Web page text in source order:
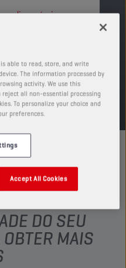
disponíveis
MSDS
DO SEU
MAIS
able to read, store, and write
The information processed by
activity. We use this
reject all non-essential processing
To personalize your choice and
preferences.
Accept All Cookies